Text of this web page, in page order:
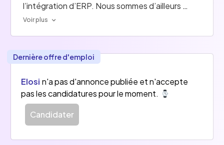
l’intégration d’ERP. Nous sommes d’ailleurs
partenaires certifiés Odoo et Intershop.
fédérons aujourd’hui 120 collaborateurs dans un
environnement convivial et de proximité.
Nos valeurs ? Humain, Innovation, Expertise,
Engagement et Adaptabilité !
Rejoindre Elosi, c’est rejoindre une ESN où
Voir plus
Dernière offre d'emploi
Elosi n'a pas d'annonce publiée et n'accepte
pas les candidatures pour le moment.
Candidater